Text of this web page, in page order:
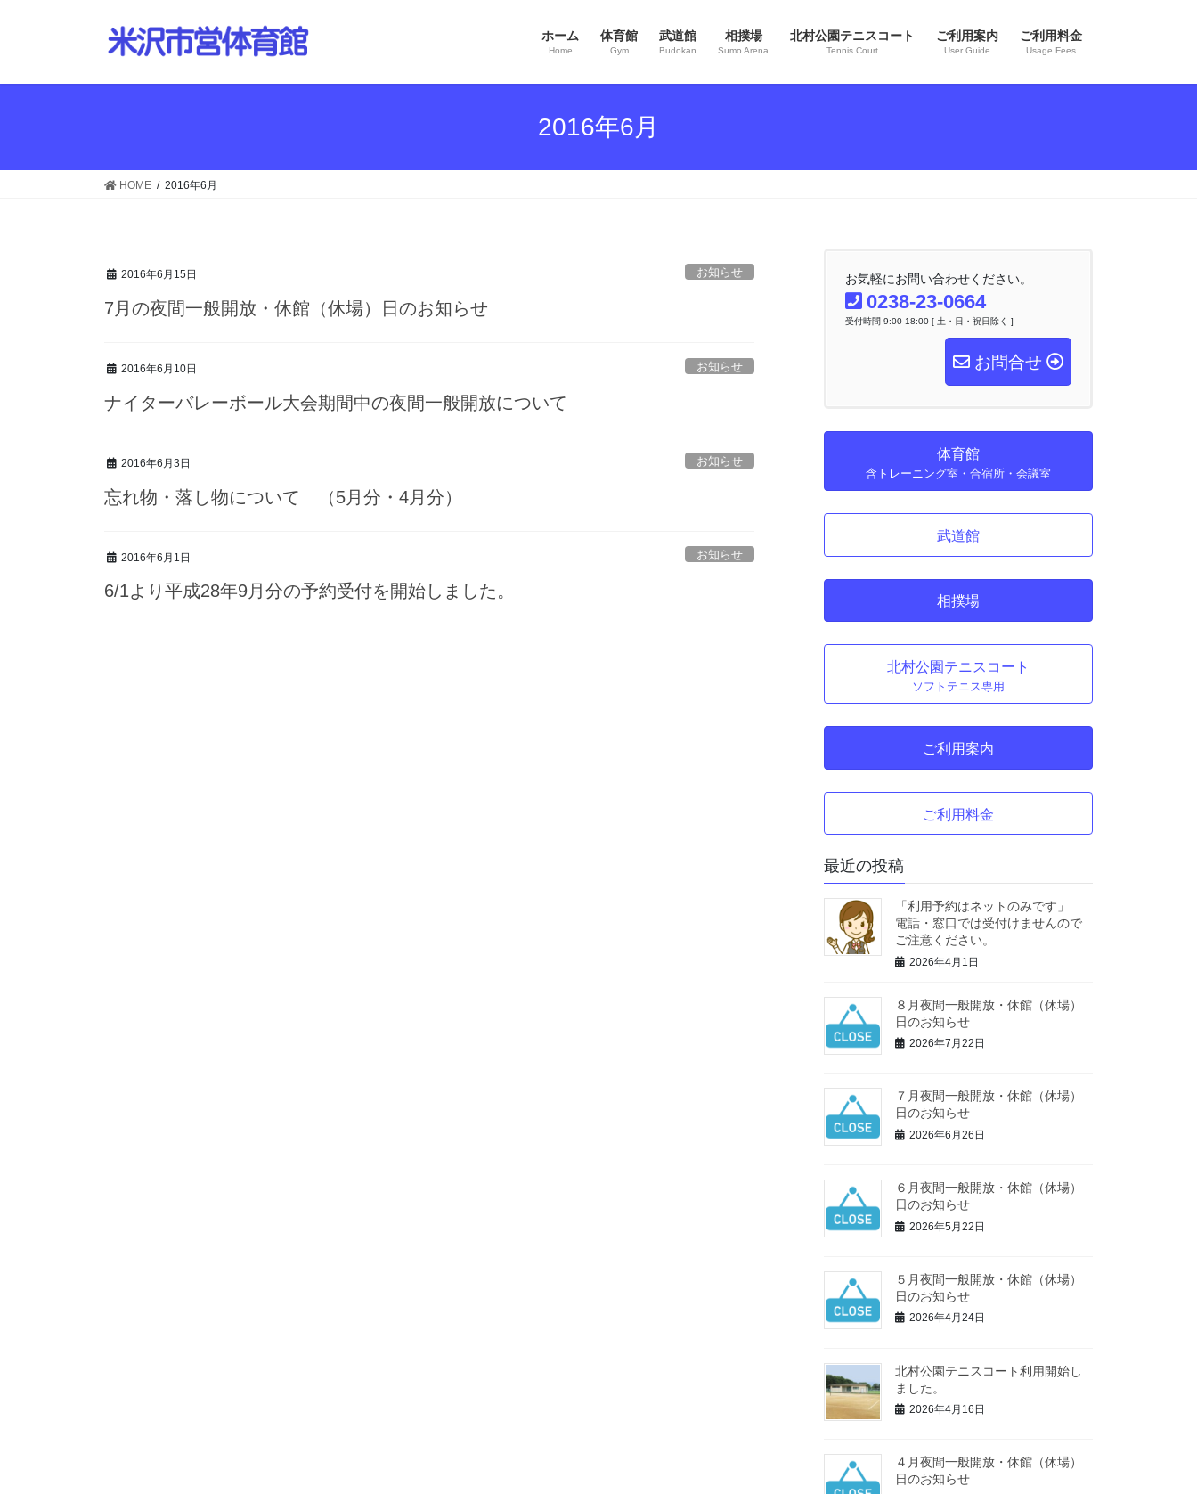
ホーム
Home
体育館
Gym
武道館
Budokan
相撲場
Sumo Arena
北村公園テニスコート
Tennis Court
ご利用案内
User Guide
ご利用料金
Usage Fees
2016年6月
HOME 2016年6月
2016年6月15日 お知らせ
7月の夜間一般開放・休館（休場）日のお知らせ
2016年6月10日 お知らせ
ナイターバレーボール大会期間中の夜間一般開放について
2016年6月3日 お知らせ
忘れ物・落し物について （5月分・4月分）
2016年6月1日 お知らせ
6/1より平成28年9月分の予約受付を開始しました。
お気軽にお問い合わせください。
0238-23-0664
受付時間 9:00-18:00 [ 土・日・祝日除く ]
お問合せ
体育館
含トレーニング室・合宿所・会議室
武道館
相撲場
北村公園テニスコート
ソフトテニス専用
ご利用案内
ご利用料金
最近の投稿
「利用予約はネットのみです」
電話・窓口では受付けませんので
ご注意ください。
2026年4月1日
８月夜間一般開放・休館（休場）
日のお知らせ
2026年7月22日
７月夜間一般開放・休館（休場）
日のお知らせ
2026年6月26日
６月夜間一般開放・休館（休場）
日のお知らせ
2026年5月22日
５月夜間一般開放・休館（休場）
日のお知らせ
2026年4月24日
北村公園テニスコート利用開始し
ました。
2026年4月16日
４月夜間一般開放・休館（休場）
日のお知らせ